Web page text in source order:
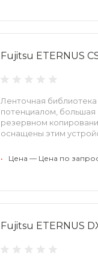
Fujitsu ETERNUS
Ленточная библиотека
потенциалом, большая
резервном
оснащены этим
• Цена — Цена по
Fujitsu ETERNUS